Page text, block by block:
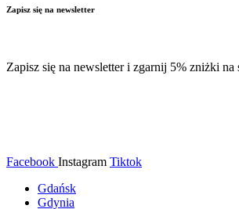
Zapisz się na newsletter
Zapisz się na newsletter i zgarnij 5% zniżki
Facebook Instagram Tiktok
Gdańsk
Gdynia